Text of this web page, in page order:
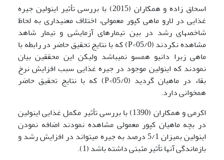
اسحاق زاده و همکاران (2015) با بررسی تأثیر اینولین جیره
غذایی در لارو ماهی کپور معمولی، اختلاف معنی­داری به لحاظ
شاخص­های رشد در بین تیمارهای آزمایشی و تیمار شاهد
مشاهده نکردند (05/0>P) که با نتایج تحقیق حاضر در رابطه با
ماهی زبرا دانیو همسو نمی­باشد ولیکن این محققین بیان
نمودند که اینولین موجود در جیره غذایی سبب افزایش نرخ
بقاء در ماهیان گردید (05/0>P) که با نتایج تحقیق حاضر
همخوانی دارد.
اکرمی و همکاران (1390) با بررسی تأثیر مکمل غذایی اینولین
در بچه ماهیان کپور معمولی مشاهده نمودند اضافه نمودن
اینولین بمیزان 5/1 درصد به جیره می­تواند در افزایش رشد و
بازماندگی آن­ها تأثیر مثبتی داشته باشد (1).